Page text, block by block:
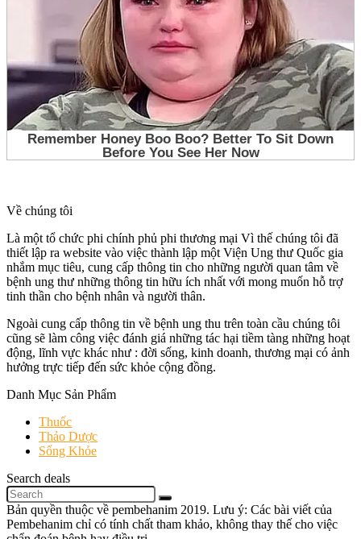
Về chúng tôi
Là một tổ chức phi chính phủ phi thương mại Vì thế chúng tôi đã
thiết lập ra website vào việc thành lập một Viện Ung thư Quốc gia
nhắm mục tiêu, cung cấp thông tin cho những người quan tâm về
bệnh ung thư những thông tin hữu ích nhất với mong muốn hỗ trợ
tinh thần cho bệnh nhân và người thân.
Ngoài cung cấp thông tin về bệnh ung thu trên toàn cầu chúng tôi
cũng sẽ làm công việc đánh giá những tác hại tiềm tàng những hoạt
động, lĩnh vực khác như : đời sống, kinh doanh, thương mại có ảnh
hưởng trực tiếp đến sức khỏe cộng đồng.
Danh Mục Sản Phẩm
Thuốc
Thảo Dược
Sống Khỏe
Search deals
Bản quyền thuộc về pembehanim 2019. Lưu ý: Các bài viết của
Pembehanim chỉ có tính chất tham khảo, không thay thế cho việc